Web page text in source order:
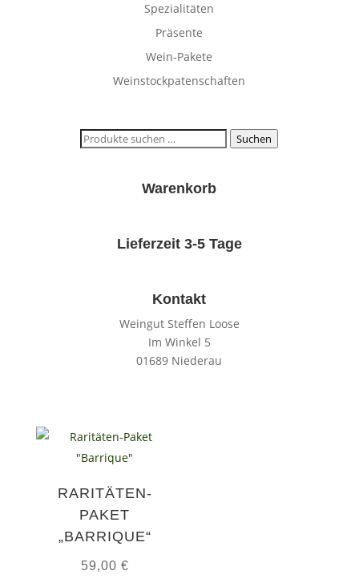
Spezialitäten
Präsente
Wein-Pakete
Weinstockpatenschaften
Suchen
Suchen
Warenkorb
Lieferzeit 3-5 Tage
Kontakt
Weingut Steffen Loose
Im Winkel 5
01689 Niederau
RARITÄTEN-
PAKET
„BARRIQUE“
59,00 €